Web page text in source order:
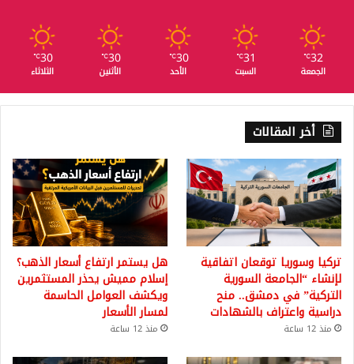
32
℃
الجمعة
31
℃
السبت
30
℃
الأحد
30
℃
الأثنين
30
℃
الثلاثاء
أخر المقالات
تركيا وسوريا توقعان اتفاقية
لإنشاء “الجامعة السورية
التركية” في دمشق.. منح
دراسية واعتراف بالشهادات
منذ 12 ساعة
هل يستمر ارتفاع أسعار الذهب؟
إسلام مميش يحذر المستثمرين
ويكشف العوامل الحاسمة
لمسار الأسعار
منذ 12 ساعة